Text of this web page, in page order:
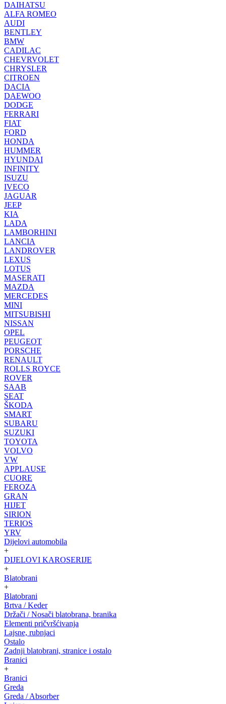
DAIHATSU
ALFA ROMEO
AUDI
BENTLEY
BMW
CADILAC
CHEVRVOLET
CHRYSLER
CITROEN
DACIA
DAEWOO
DODGE
FERRARI
FIAT
FORD
HONDA
HUMMER
HYUNDAI
INFINITY
ISUZU
IVECO
JAGUAR
JEEP
KIA
LADA
LAMBORHINI
LANCIA
LANDROVER
LEXUS
LOTUS
MASERATI
MAZDA
MERCEDES
MINI
MITSUBISHI
NISSAN
OPEL
PEUGEOT
PORSCHE
RENAULT
ROLLS ROYCE
ROVER
SAAB
SEAT
ŠKODA
SMART
SUBARU
SUZUKI
TOYOTA
VOLVO
VW
APPLAUSE
CUORE
FEROZA
GRAN
HIJET
SIRION
TERIOS
YRV
Dijelovi automobila
+
DIJELOVI KAROSERIJE
+
Blatobrani
+
Blatobrani
Brtva / Keder
Držači / Nosači blatobrana, branika
Elementi pričvršćivanja
Lajsne, rubnjaci
Ostalo
Zadnji blatobrani, stranice i ostalo
Branici
+
Branici
Greda
Greda / Absorber